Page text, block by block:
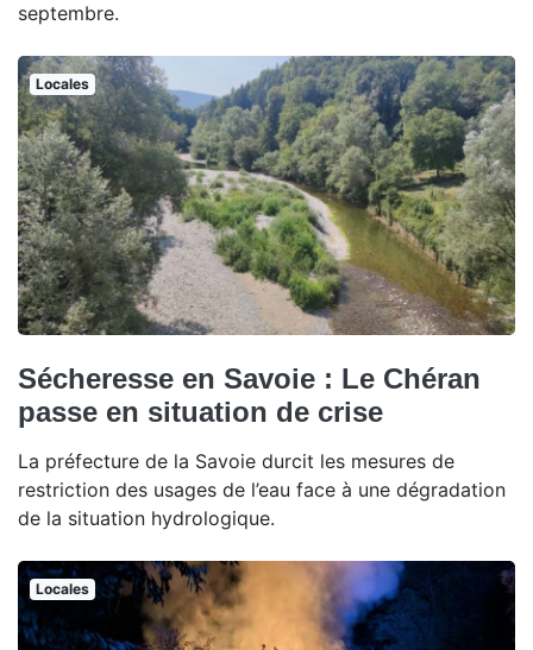
septembre.
Locales
Sécheresse en Savoie : Le Chéran
passe en situation de crise
La préfecture de la Savoie durcit les mesures de
restriction des usages de l’eau face à une dégradation
de la situation hydrologique.
Locales